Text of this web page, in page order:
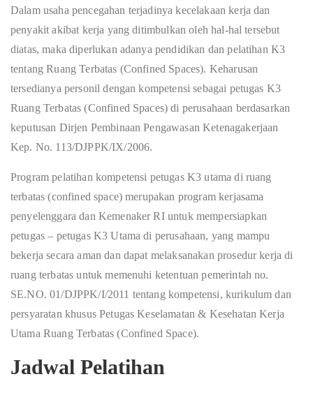
Dalam usaha pencegahan terjadinya kecelakaan kerja dan
penyakit akibat kerja yang ditimbulkan oleh hal-hal tersebut
diatas, maka diperlukan adanya pendidikan dan pelatihan K3
tentang Ruang Terbatas (Confined Spaces). Keharusan
tersedianya personil dengan kompetensi sebagai petugas K3
Ruang Terbatas (Confined Spaces) di perusahaan berdasarkan
keputusan Dirjen Pembinaan Pengawasan Ketenagakerjaan
Kep. No. 113/DJPPK/IX/2006.
Program pelatihan kompetensi petugas K3 utama di ruang
terbatas (confined space) merupakan program kerjasama
penyelenggara dan Kemenaker RI untuk mempersiapkan
petugas – petugas K3 Utama di perusahaan, yang mampu
bekerja secara aman dan dapat melaksanakan prosedur kerja di
ruang terbatas untuk memenuhi ketentuan pemerintah no.
SE.NO. 01/DJPPK/I/2011 tentang kompetensi, kurikulum dan
persyaratan khusus Petugas Keselamatan & Kesehatan Kerja
Utama Ruang Terbatas (Confined Space).
Jadwal Pelatihan